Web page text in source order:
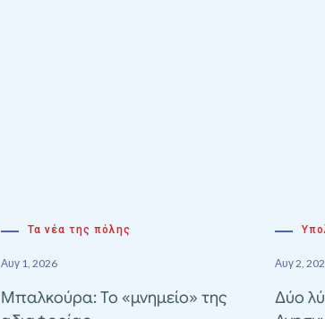
Τα νέα της πόλης
Αυγ 1, 2026
Μπαλκούρα: Το «μνημείο» της
Αυγ 2,
Δύο